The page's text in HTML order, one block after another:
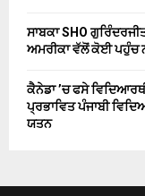
ਸਾਬਕਾ SHO
ਅਮਰੀਕਾ ਵੱਲੋਂ ਕੋਈ ਪਹੁੰਚ
ਕੈਨੇਡਾ ’ਚ ਫਸੇ
ਪ੍ਰਭਾਵਿਤ ਪੰਜਾਬੀ
ਯਤਨ